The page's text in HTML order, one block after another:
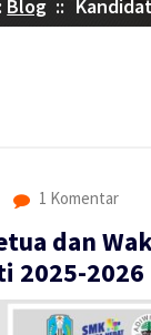
Blog ::
1 Komentar
dan
2025-2026